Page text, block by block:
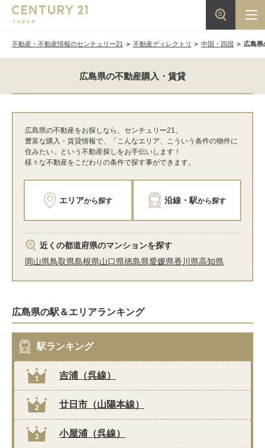
不動産・不動産情報のセンチュリー21 不動産ディレクトリ 中国・四国 広島県
広島県の不動産購入・賃貸
広島県の不動産をお探しなら、センチュリー21。
豊富な購入・賃貸情報で、「こんなエリア、こういう条件の物件に
住みたい」という不動産探しをお手伝いします！
様々な不動産をこだわりの条件で探す事ができます。
エリアから探す 沿線・駅から探す
近くの都道府県のマンションを探す
岡山県鳥取県島根県山口県徳島県愛媛県香川県高知県
広島県の駅＆エリアランキング
駅ランキング
1 吉浦（呉線）
2 廿日市（山陽本線）
3 小屋浦（呉線）